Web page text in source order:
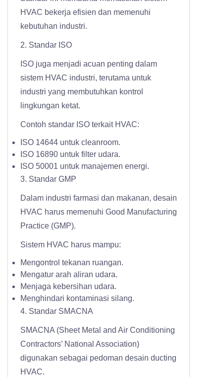
HVAC bekerja efisien dan memenuhi
kebutuhan industri.
2. Standar ISO
ISO juga menjadi acuan penting dalam
sistem HVAC industri, terutama untuk
industri yang membutuhkan kontrol
lingkungan ketat.
Contoh standar ISO terkait HVAC:
ISO 14644 untuk cleanroom.
ISO 16890 untuk filter udara.
ISO 50001 untuk manajemen energi.
3. Standar GMP
Dalam industri farmasi dan makanan, desain
HVAC harus memenuhi Good Manufacturing
Practice (GMP).
Sistem HVAC harus mampu:
Mengontrol tekanan ruangan.
Mengatur arah aliran udara.
Menjaga kebersihan udara.
Menghindari kontaminasi silang.
4. Standar SMACNA
SMACNA (Sheet Metal and Air Conditioning
Contractors’ National Association)
digunakan sebagai pedoman desain ducting
HVAC.